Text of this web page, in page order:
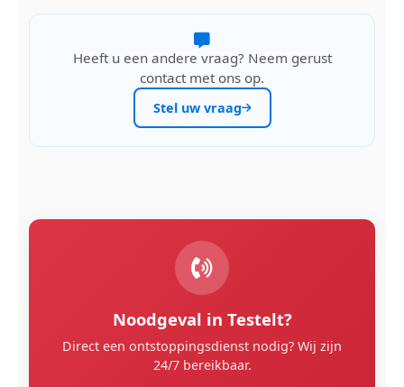
Heeft u een andere vraag? Neem gerust
contact met ons op.
Stel uw vraag
Noodgeval in Testelt?
Direct een ontstoppingsdienst nodig? Wij zijn
24/7 bereikbaar.